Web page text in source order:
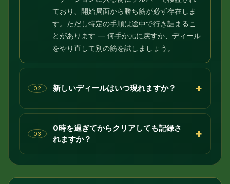
ており、開始局面から勝ち筋が必ず存在しま
す。ただし特定の手順は途中で行き詰まるこ
とがあります — 何手か元に戻すか、ディール
をやり直して別の筋を試しましょう。
02 新しいディールはいつ現れますか？ +
03
0時を過ぎてからクリアしても記録さ
れますか？
+